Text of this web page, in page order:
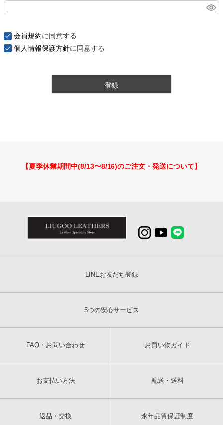
)
会員規約に同意する
個人情報保護方針に同意する
登録
【夏季休業期間中(8/13〜8/16)のご注文・発送について】
LINEお友だち登録
5つの安心サービス
FAQ・お問い合わせ お買い物ガイド
お支払い方法 配送・送料
返品・交換 永年品質保証制度